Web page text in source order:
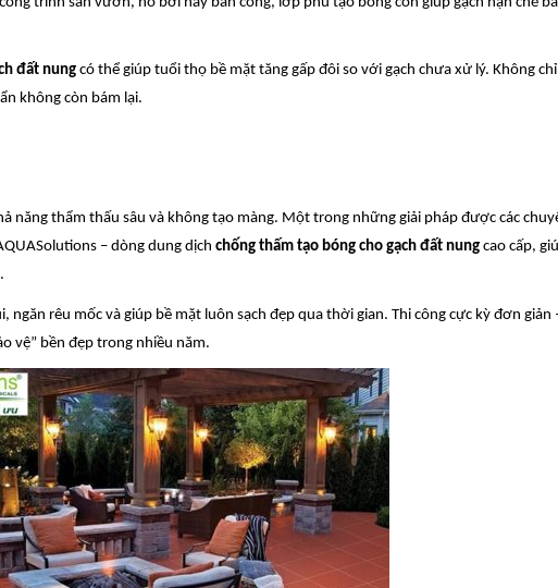
đất nungcó thể giúp tuổi thọ bề mặt tăng gấp đôi so với gạch chưa xử lý. Không chỉ
không còn bám lại.
năng thẩm thấu sâu và không tạo màng. Một trong những giải pháp được các
– dòng dung dịch chống thấm tạo bóng cho gạch đất nung cao cấp,
rêu mốc và giúp bề mặt luôn sạch đẹp qua thời gian. Thi công cực kỳ đơn giản
vệ” bền đẹp trong nhiều năm.